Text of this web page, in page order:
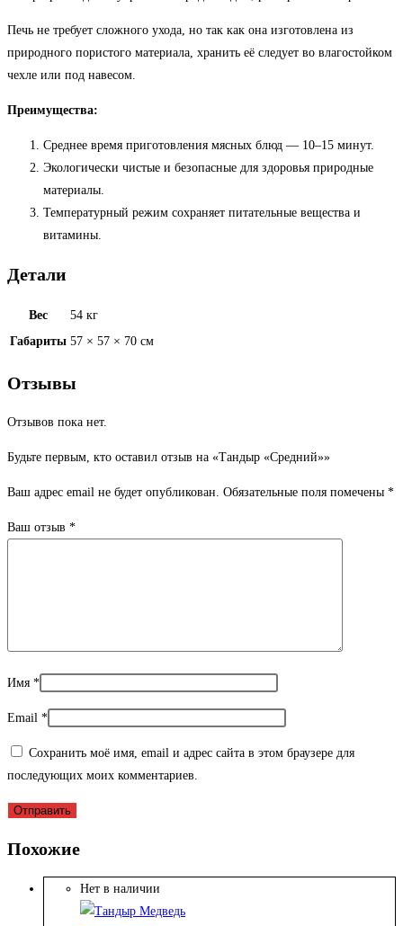
Печь не требует сложного ухода, но так как она изготовлена из
природного пористого материала, хранить её следует во влагостойком
чехле или под навесом.
Преимущества:
Среднее время приготовления мясных блюд — 10–15 минут.
Экологически чистые и безопасные для здоровья природные
материалы.
Температурный режим сохраняет питательные вещества и
витамины.
Детали
Вес
54 кг
Габариты 57 × 57 × 70 см
Отзывы
Отзывов пока нет.
Будьте первым, кто оставил отзыв на «Тандыр «Средний»»
Ваш адрес email не будет опубликован. Обязательные поля помечены *
Ваш отзыв *
Имя *
Email *
Сохранить моё имя, email и адрес сайта в этом браузере для
последующих моих комментариев.
Похожие
Нет в наличии